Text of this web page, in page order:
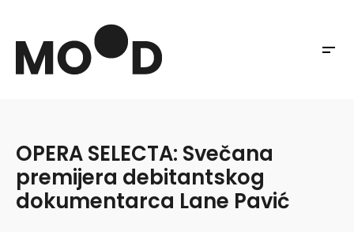
OPERA SELECTA: Svečana
premijera debitantskog
dokumentarca Lane Pavić